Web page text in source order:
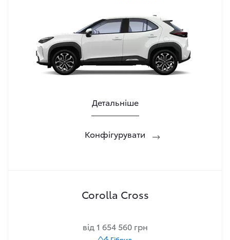
Детальніше
Конфігурувати
Corolla Cross
від 1 654 560 грн